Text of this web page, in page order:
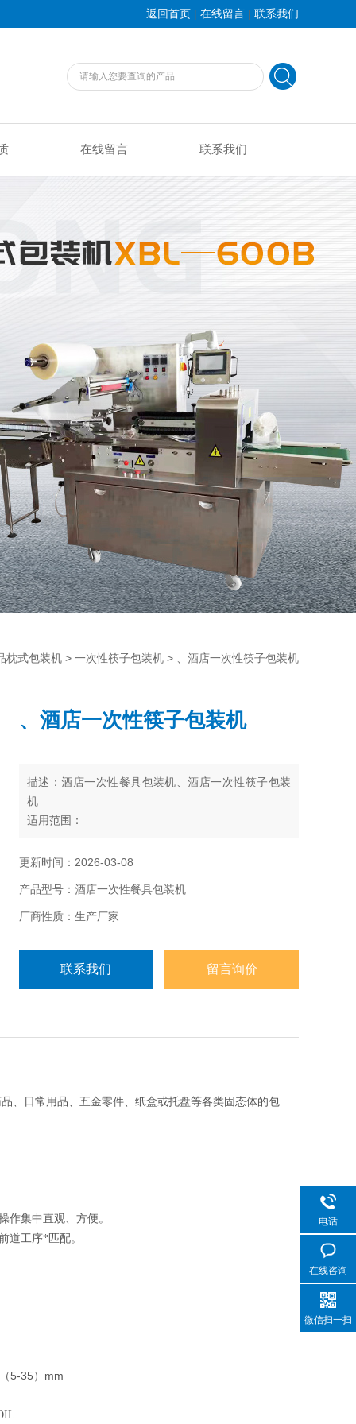
返回首页 | 在线留言 | 联系我们
在线留言 联系我们
枕式包装机 > 一次性筷子包装机 > 、酒店一次性筷子包装机
、酒店一次性筷子包装机
描述：酒店一次性餐具包装机、酒店一次性筷子包装
机
适用范围：
包、月饼、糖果、药品、日常用品、五金零件、纸盒
更新时间：2026-03-08
产品型号：酒店一次性餐具包装机
厂商性质：生产厂家
联系我们 留言询价
、日常用品、五金零件、纸盒或托盘等各类固态体的包
作集中直观、方便。
道工序*匹配。
（5-35 ） mm
电话
在线咨询
微信扫一扫